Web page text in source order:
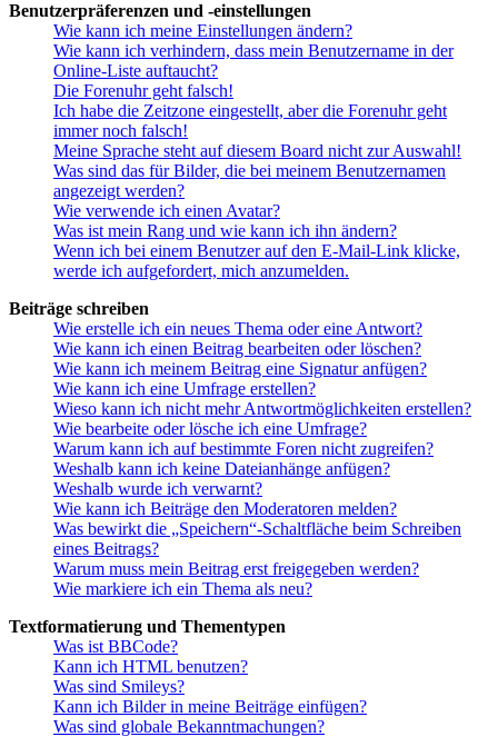
Benutzerpräferenzen und -einstellungen
Wie kann ich meine Einstellungen ändern?
Wie kann ich verhindern, dass mein Benutzername in der
Online-Liste auftaucht?
Die Forenuhr geht falsch!
Ich habe die Zeitzone eingestellt, aber die Forenuhr geht
immer noch falsch!
Meine Sprache steht auf diesem Board nicht zur Auswahl!
Was sind das für Bilder, die bei meinem Benutzernamen
angezeigt werden?
Wie verwende ich einen Avatar?
Was ist mein Rang und wie kann ich ihn ändern?
Wenn ich bei einem Benutzer auf den E-Mail-Link klicke,
werde ich aufgefordert, mich anzumelden.
Beiträge schreiben
Wie erstelle ich ein neues Thema oder eine Antwort?
Wie kann ich einen Beitrag bearbeiten oder löschen?
Wie kann ich meinem Beitrag eine Signatur anfügen?
Wie kann ich eine Umfrage erstellen?
Wieso kann ich nicht mehr Antwortmöglichkeiten erstellen?
Wie bearbeite oder lösche ich eine Umfrage?
Warum kann ich auf bestimmte Foren nicht zugreifen?
Weshalb kann ich keine Dateianhänge anfügen?
Weshalb wurde ich verwarnt?
Wie kann ich Beiträge den Moderatoren melden?
Was bewirkt die „Speichern“-Schaltfläche beim Schreiben
eines Beitrags?
Warum muss mein Beitrag erst freigegeben werden?
Wie markiere ich ein Thema als neu?
Textformatierung und Thementypen
Was ist BBCode?
Kann ich HTML benutzen?
Was sind Smileys?
Kann ich Bilder in meine Beiträge einfügen?
Was sind globale Bekanntmachungen?